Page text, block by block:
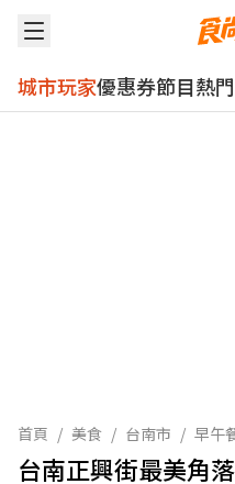
城市玩家優惠券節目熱門
首頁 / 美食 / 台南市 / 早午
台南正興街最美角